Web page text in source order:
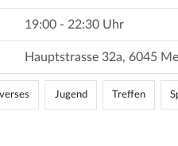
19:00 - 22:30 Uhr
Hauptstrasse 32a, 6045
Jugend Treffen